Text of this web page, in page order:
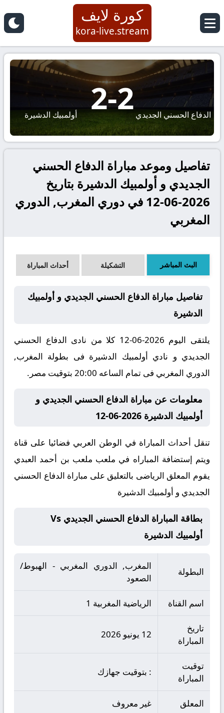
كورة لايف
kora-live.stream
الدفاع الحسني الجديدي 2
-
2 أولمبيك الدشيرة
تفاصيل وموعد مباراة الدفاع الحسني
الجديدي و أولمبيك الدشيرة بتاريخ
2026-06-12 في دوري المغرب, الدوري
المغربي
البث المباشر التشكيلة أحداث المباراة
تفاصيل مباراة الدفاع الحسني الجديدي و أولمبيك
الدشيرة
يلتقى اليوم 2026-06-12 كلا من نادى الدفاع الحسني
الجديدي و نادي أولمبيك الدشيرة فى بطولة المغرب,
الدوري المغربي فى تمام الساعه 20:00 بتوقيت مصر.
معلومات عن مباراة الدفاع الحسني الجديدي و
أولمبيك الدشيرة 2026-06-12
تنقل أحداث المباراة في الوطن العربي فضائيا على قناة
ويتم إستضافة المباراه في ملعب ملعب بن أحمد العبدي
يقوم المعلق الرياضى بالتعليق على مباراة الدفاع الحسني
الجديدي و أولمبيك الدشيرة
بطاقة المباراة الدفاع الحسني الجديدي Vs
أولمبيك الدشيرة
البطولة
المغرب, الدوري المغربي - الهبوط/
الصعود
اسم القناة الرياضية المغربية 1
تاريخ
المباراة
12 يونيو 2026
توقيت
المباراة
: بتوقيت جهازك
المعلق غير معروف